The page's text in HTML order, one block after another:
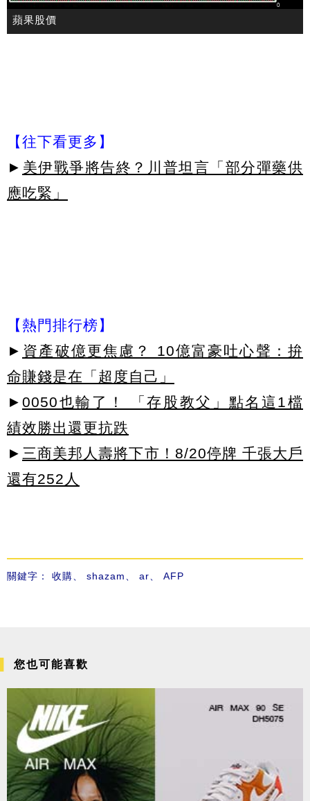
蘋果股價
【往下看更多】
► 美伊戰爭將告終？川普坦言「部分彈藥供
應吃緊」
【熱門排行榜】
► 資產破億更焦慮？ 10億富豪吐心聲：拚
命賺錢是在「超度自己」
► 0050也輸了！ 「存股教父」點名這1檔
績效勝出還更抗跌
► 三商美邦人壽將下市！8/20停牌 千張大戶
還有252人
關鍵字： 收購、 shazam、 ar、 AFP
您也可能喜歡